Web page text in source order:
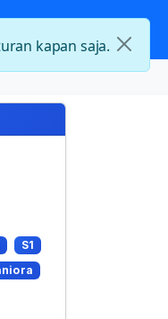
S1
kapan saja.